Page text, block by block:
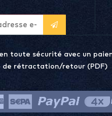
toute sécurité avec un
de rétractation/retour (PDF)